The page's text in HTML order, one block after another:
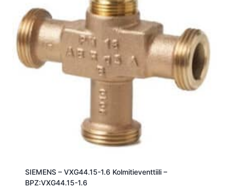
SIEMENS – VXG44.15-1.6 Kolmitieventtiili –
BPZ:VXG44.15-1.6